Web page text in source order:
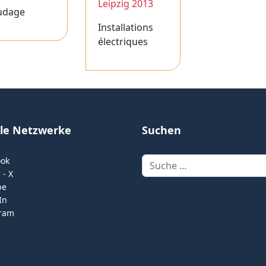
Leipzig 2013
Installations
électriques
Netzwerke
X
Suchen
Suchen